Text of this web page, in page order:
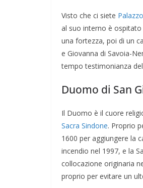
Visto che ci siete
al suo interno è
una fortezza, poi di un
e Giovanna di Savoia-
tempo testimonianza
Duomo di San
Il Duomo è il cuore
Sacra Sindone. Proprio
1600 per aggiungere la
incendio nel 1997, e la
collocazione originaria
proprio per evitare un